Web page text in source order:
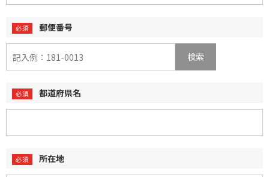
郵便番号
検索
都道府県名
所在地